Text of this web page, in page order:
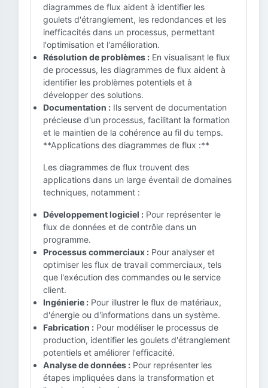
diagrammes de flux aident à identifier les
goulets d'étranglement, les redondances et les
inefficacités dans un processus, permettant
l'optimisation et l'amélioration.
Résolution de problèmes : En visualisant le flux
de processus, les diagrammes de flux aident à
identifier les problèmes potentiels et à
développer des solutions.
Documentation : Ils servent de documentation
précieuse d'un processus, facilitant la formation
et le maintien de la cohérence au fil du temps.
**Applications des diagrammes de flux :**
Les diagrammes de flux trouvent des
applications dans un large éventail de domaines
techniques, notamment :
Développement logiciel : Pour représenter le
flux de données et de contrôle dans un
programme.
Processus commerciaux : Pour analyser et
optimiser les flux de travail commerciaux, tels
que l'exécution des commandes ou le service
client.
Ingénierie : Pour illustrer le flux de matériaux,
d'énergie ou d'informations dans un système.
Fabrication : Pour modéliser le processus de
production, identifier les goulets d'étranglement
potentiels et améliorer l'efficacité.
Analyse de données : Pour représenter les
étapes impliquées dans la transformation et